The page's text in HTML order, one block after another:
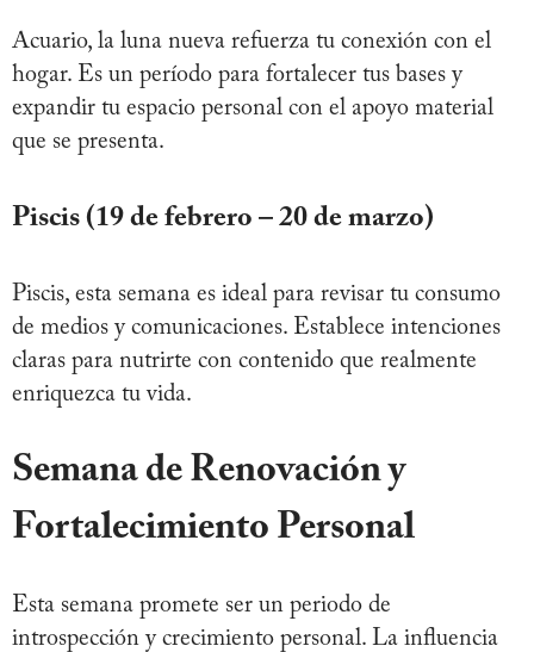
Acuario, la luna nueva refuerza tu conexión con el
hogar. Es un período para fortalecer tus bases y
expandir tu espacio personal con el apoyo material
que se presenta.
Piscis (19 de febrero – 20 de marzo)
Piscis, esta semana es ideal para revisar tu consumo
de medios y comunicaciones. Establece intenciones
claras para nutrirte con contenido que realmente
enriquezca tu vida.
Semana de Renovación y
Fortalecimiento Personal
Esta semana promete ser un periodo de
introspección y crecimiento personal. La influencia